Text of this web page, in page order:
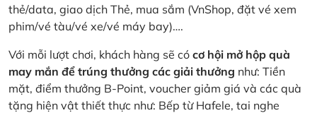
thẻ/data, giao dịch Thẻ, mua sắm (VnShop, đặt vé xem
phim/vé tàu/vé xe/vé máy bay)….
Với mỗi lượt chơi, khách hàng sẽ có cơ hội mở hộp quà
may mắn để trúng thưởng các giải thưởng như: Tiền
mặt, điểm thưởng B-Point, voucher giảm giá và các quà
tặng hiện vật thiết thực như: Bếp từ Hafele, tai nghe